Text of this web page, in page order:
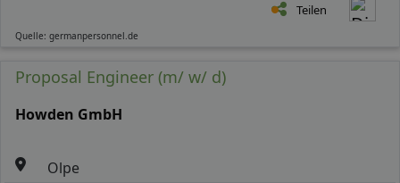
Teilen
Quelle: germanpersonnel.de
Proposal Engineer (m/ w/ d)
Howden GmbH
Olpe